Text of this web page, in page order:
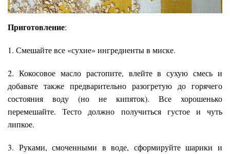
Приготовление:
1. Смешайте все «сухие» ингредиенты в миске.
2. Кокосовое масло растопите, влейте в сухую смесь и
добавьте также предварительно разогретую до горячего
состояния воду (но не кипяток). Все хорошенько
перемешайте. Тесто должно получиться густое и чуть
липкое.
3. Руками, смоченными в воде, сформируйте шарики и